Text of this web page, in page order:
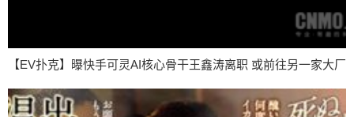
【EV扑克】曝快手可灵AI核心骨干王鑫涛离职 或前往另一家大厂